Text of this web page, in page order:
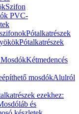
Szifon
PVC-
Pótalkatrészek
Pótalkatrészek
MosdókKétmedencés
mosdókAlulról
ezekhez:
és